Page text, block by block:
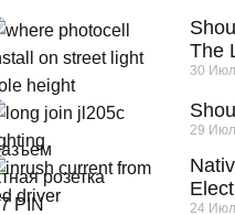
розетка
PIN
The
30
29
24